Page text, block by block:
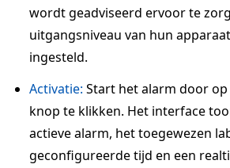
wordt geadviseerd ervoor te
uitgangsniveau van hun
ingesteld.
Activatie: Start het alarm door op
knop te klikken. Het interface
actieve alarm, het toegewezen
geconfigureerde tijd en een